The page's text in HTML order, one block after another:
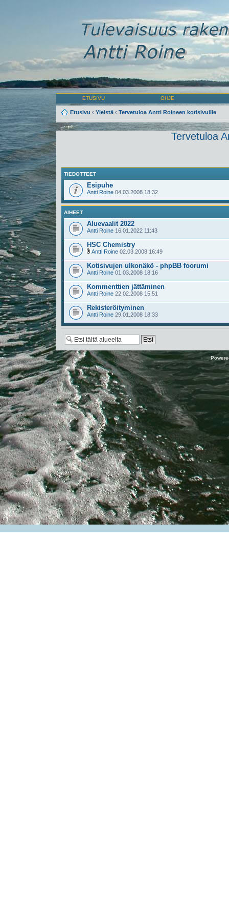
ETUSIVU OHJE
Etusivu ‹ Yleistä ‹ Tervetuloa Antti Roineen kotisivuille
Tervetuloa
TIEDOTTEET
Esipuhe
Antti Roine 04.03.2008 18:32
AIHEET
Aluevaalit 2022
Antti Roine 16.01.2022 11:43
HSC Chemistry
Antti Roine 02.03.2008 16:49
Kotisivujen ulkonäkö - phpBB foorumi
Antti Roine 01.03.2008 18:16
Kommenttien jättäminen
Antti Roine 22.02.2008 15:51
Rekisteröityminen
Antti Roine 29.01.2008 18:33